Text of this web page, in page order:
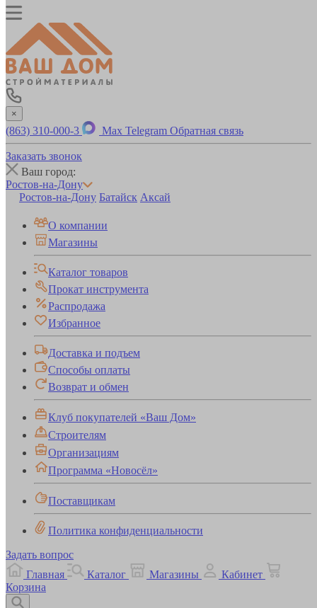
×
(863) 310-000-3 Max Telegram Обратная связь
Заказать звонок
Ваш город:
Ростов-на-Дону
Ростов-на-Дону Батайск Аксай
О компании
Магазины
Каталог товаров
Прокат инструмента
Распродажа
Избранное
Доставка и подъем
Способы оплаты
Возврат и обмен
Клуб покупателей «Ваш Дом»
Строителям
Организациям
Программа «Новосёл»
Поставщикам
Политика конфиденциальности
Задать вопрос
Главная
Каталог Магазины
Кабинет
Корзина